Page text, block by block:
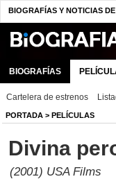
BIOGRAFÍAS Y NOTICIAS
BIOGRAFÍAS
Cartelera de estrenos
PORTADA > PELÍCULAS
Divina
(2001) USA Films